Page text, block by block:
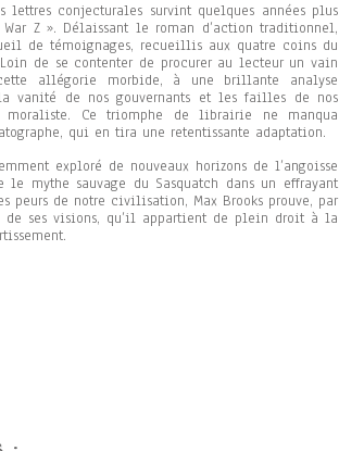
conjecturales survint quelques années plus
Z ». Délaissant le roman d’action traditionnel,
de témoignages, recueillis aux quatre coins du
de se contenter de procurer au lecteur un vain
allégorie morbide, à une brillante analyse
de nos gouvernants et les failles de nos
Ce triomphe de librairie ne manqua
qui en tira une retentissante adaptation.
exploré de nouveaux horizons de l’angoisse
mythe sauvage du Sasquatch dans un effrayant
peurs de notre civilisation, Max Brooks prouve, par
ses visions, qu’il appartient de plein droit à la